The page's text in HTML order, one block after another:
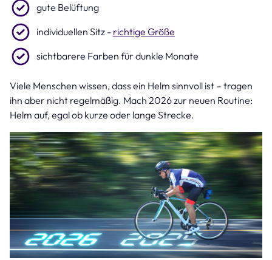
gute Belüftung
individuellen Sitz - richtige Größe
sichtbarere Farben für dunkle Monate
Viele Menschen wissen, dass ein Helm sinnvoll ist – tragen
ihn aber nicht regelmäßig. Mach 2026 zur neuen Routine:
Helm auf, egal ob kurze oder lange Strecke.